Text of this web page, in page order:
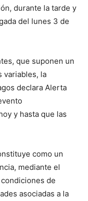
durante la tarde y
del lunes 3 de
que suponen un
variables, la
declara Alerta
y hasta que las
como un
mediante el
de
asociadas a la